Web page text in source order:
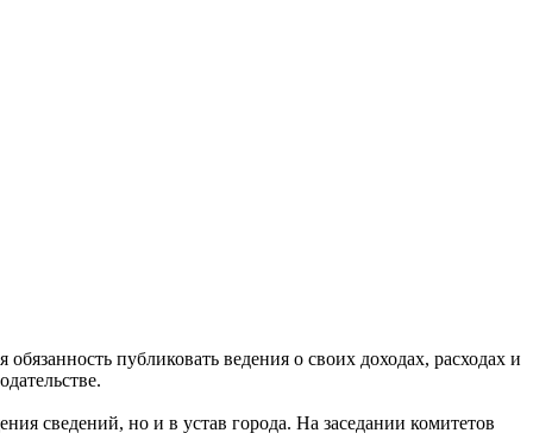
публиковать ведения о своих доходах, расходах и
сведений, но и в устав города. На заседании комитетов